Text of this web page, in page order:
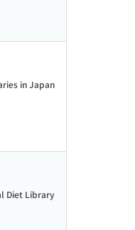
in Japan
Diet Library